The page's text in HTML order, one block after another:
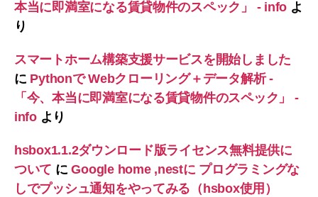
本当に即満室になる賃貸物件のスペック」 - infoよ
り
スマートホーム構築支援サービスを開始しました
に Pythonで Webクローリング＋データ解析 -
「今、本当に即満室になる賃貸物件のスペック」 -
infoより
hsbox1.1.2ダウンロード版ライセンス無料提供に
ついて にGoogle home ,nestに プログラミングな
しでプッシュ通知をやってみる（hsbox使用）